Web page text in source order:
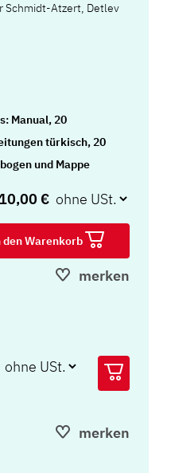
Schmidt-Atzert, Detlev
Manual, 20
türkisch, 20
und Mappe
€
den Warenkorb
merken
merken